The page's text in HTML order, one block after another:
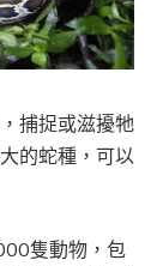
捕捉或滋擾牠
的蛇種，可以
隻動物，包